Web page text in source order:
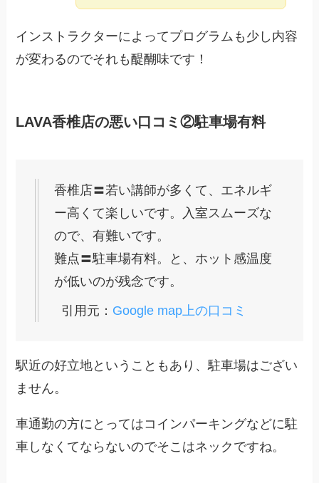
インストラクターによってプログラムも少し内容
が変わるのでそれも醍醐味です！
LAVA香椎店の悪い口コミ②駐車場有料
香椎店〓若い講師が多くて、エネルギ
ー高くて楽しいです。入室スムーズな
ので、有難いです。
難点〓駐車場有料。と、ホット感温度
が低いのが残念です。
引用元： Google map上の口コミ
駅近の好立地ということもあり、駐車場はござい
ません。
車通勤の方にとってはコインパーキングなどに駐
車しなくてならないのでそこはネックですね。